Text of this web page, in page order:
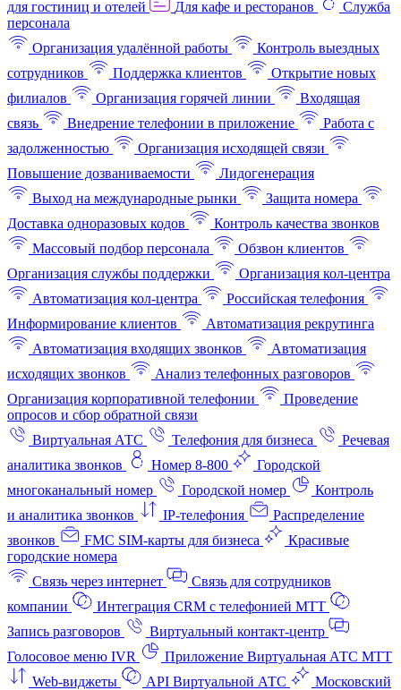
для гостиниц и отелей
Для кафе и ресторанов
Служба
персонала
Организация удалённой работы
Контроль выездных
сотрудников
Поддержка клиентов
Открытие новых
филиалов
Организация горячей линии
Входящая
связь
Внедрение телефонии в приложение
Работа с
задолженностью
Организация исходящей связи
Повышение дозваниваемости
Лидогенерация
Выход на международные рынки
Защита номера
Доставка одноразовых кодов
Контроль качества звонков
Массовый подбор персонала
Обзвон клиентов
Организация службы поддержки
Организация кол-центра
Автоматизация кол-центра
Российская телефония
Информирование клиентов
Автоматизация рекрутинга
Автоматизация входящих звонков
Автоматизация
исходящих звонков
Анализ телефонных разговоров
Организация корпоративной телефонии
Проведение
опросов и сбор обратной связи
Виртуальная АТС
Телефония для бизнеса
Речевая
аналитика звонков
Номер 8-800
Городской
многоканальный номер
Городской номер
Контроль
и аналитика звонков
IP-телефония
Распределение
звонков
FMC SIM-карты для бизнеса
Красивые
городские номера
Связь через интернет
Связь для сотрудников
компании
Интеграция CRM с телефонией МТТ
Запись разговоров
Виртуальный контакт‑центр
Голосовое меню IVR
Приложение Виртуальная АТС МТТ
Web-виджеты
API Виртуальной АТС
Московский